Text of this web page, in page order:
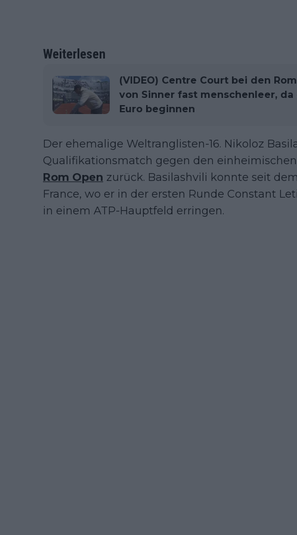
Weiterlesen
(VIDEO) Centre Court bei den
von Sinner fast menschenleer,
Euro beginnen
Der ehemalige Weltranglisten-16. Nikoloz
Qualifikationsmatch gegen den
Rom Open zurück. Basilashvili konnte seit
France, wo er in der ersten Runde Constant
in einem ATP-Hauptfeld erringen.